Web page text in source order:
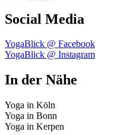
Social Media
YogaBlick @ Facebook
YogaBlick @ Instagram
In der Nähe
Yoga in Köln
Yoga in Bonn
Yoga in Kerpen